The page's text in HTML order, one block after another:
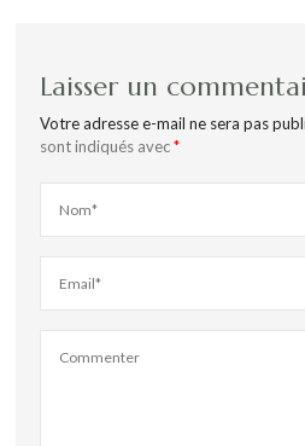
Laisser un
Votre adresse e-mail ne sera pas
sont indiqués avec*